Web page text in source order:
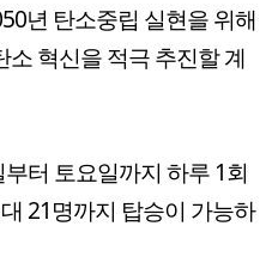
년 탄소중립 실현을 위해
혁신을 적극 추진할 계
터 토요일까지 하루 1회
21명까지 탑승이 가능하